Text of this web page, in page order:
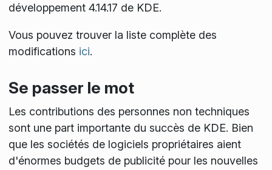
développement 4.14.17 de KDE.
Vous pouvez trouver la liste complète des
modifications ici.
Se passer le mot
Les contributions des personnes non techniques
sont une part importante du succès de KDE. Bien
que les sociétés de logiciels propriétaires aient
d'énormes budgets de publicité pour les nouvelles